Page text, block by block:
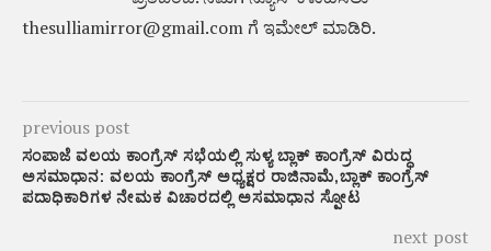
thesulliamirror@gmail.com ಗೆ ಇಮೇಲ್ ಮಾಡಿರಿ.
previous post
ಸಂಪಾಜೆ ವಲಯ ಕಾಂಗ್ರೆಸ್ ಸಭೆಯಲ್ಲಿ ಸುಳ್ಯ ಬ್ಲಾಕ್ ಕಾಂಗ್ರೆಸ್ ವಿರುದ್ಧ
ಅಸಮಾಧಾನ: ವಲಯ ಕಾಂಗ್ರೆಸ್ ಅಧ್ಯಕ್ಷರ ರಾಜಿನಾಮೆ,ಬ್ಲಾಕ್ ಕಾಂಗ್ರೆಸ್
ಪದಾಧಿಕಾರಿಗಳ ನೇಮಕ ವಿಚಾರದಲ್ಲಿ ಅಸಮಾಧಾನ ಸ್ಪೋಟ
next post